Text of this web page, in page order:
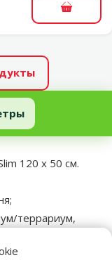
В
x 50 cм
120 x 50 cм.
террариум,
водой;
воды в